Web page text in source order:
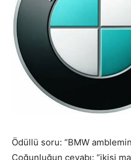
Ödüllü soru: “BMW
Çoğunluğun cevabı: “ikisi